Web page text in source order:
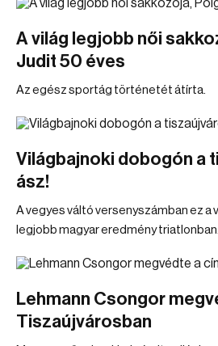
A világ legjobb női
Judit 50 éves
Az egész sportág történetét átírta.
Világbajnoki dobogón a
ász!
A vegyes váltó versenyszámban ez a
legjobb magyar eredmény triatlonban.
Lehmann Csongor
Tiszaújvárosban